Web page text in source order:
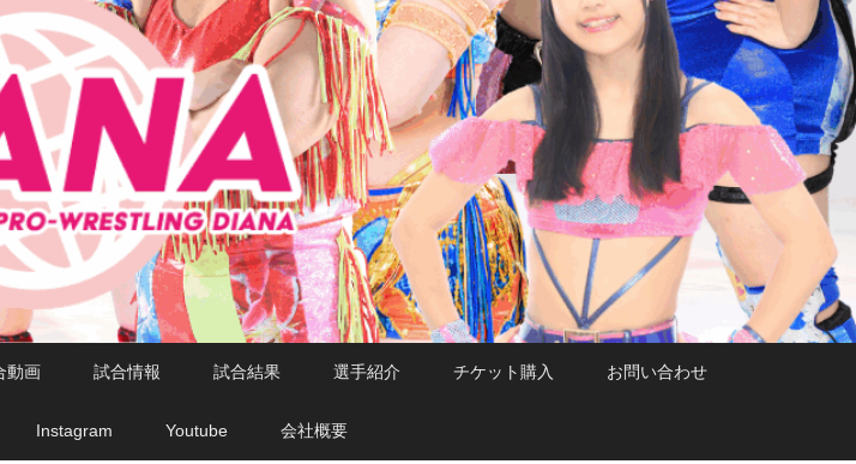
動画 試合情報 試合結果 選手紹介 チケット購入 お問い合わせ
Instagram Youtube 会社概要